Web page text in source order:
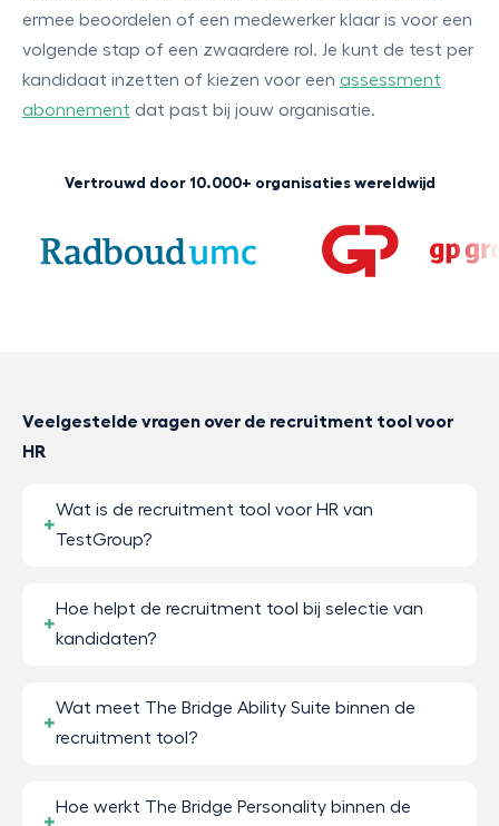
ermee beoordelen of een medewerker klaar is voor een
volgende stap of een zwaardere rol. Je kunt de test per
kandidaat inzetten of kiezen voor een assessment
abonnement dat past bij jouw organisatie.
Vertrouwd door 10.000+ organisaties wereldwijd
Veelgestelde vragen over de recruitment tool voor
HR
Wat is de recruitment tool voor HR van
TestGroup?
Hoe helpt de recruitment tool bij selectie van
kandidaten?
Wat meet The Bridge Ability Suite binnen de
recruitment tool?
Hoe werkt The Bridge Personality binnen de